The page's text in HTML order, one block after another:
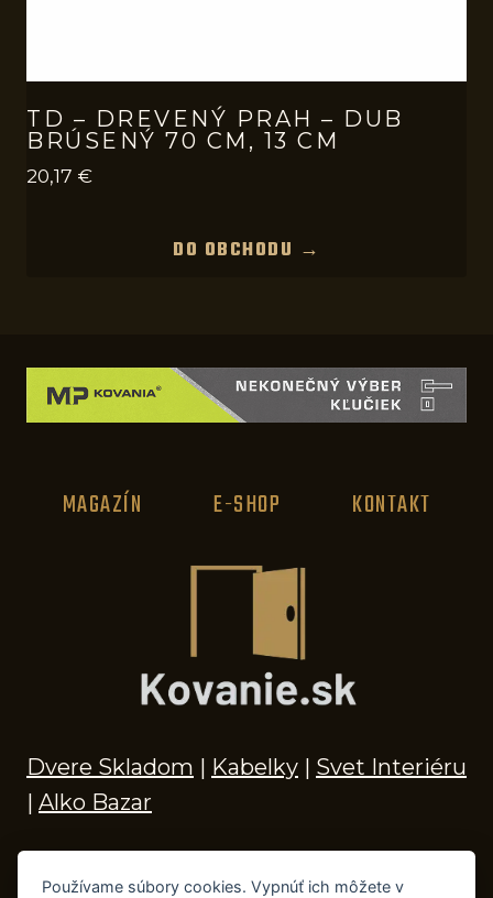
TD – DREVENÝ PRAH – DUB
BRÚSENÝ 70 CM, 13 CM
20,17 €
DO OBCHODU →
MAGAZÍN E-SHOP KONTAKT
Dvere Skladom | Kabelky | Svet Interiéru
| Alko Bazar
Používame súbory cookies. Vypnúť ich môžete v